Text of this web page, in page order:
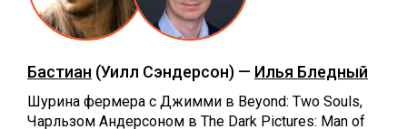
Бастиан (Уилл Сэндерсон) — Илья Бледный
Шурина фермера с Джимми в Beyond: Two Souls,
Чарльзом Андерсоном в The Dark Pictures: Man of